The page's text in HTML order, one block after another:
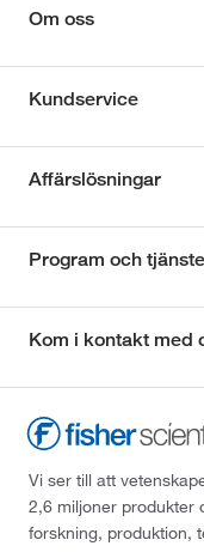
Om oss
Kundservice
Affärslösningar
Program och
Kom i kontakt med
Vi ser till att
2,6 miljoner produkter
forskning, produktion,